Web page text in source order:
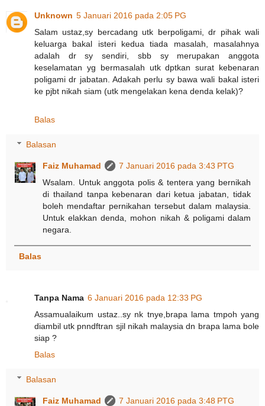
Unknown 5 Januari 2016 pada 2:05 PG
Salam ustaz,sy bercadang utk berpoligami, dr pihak wali
keluarga bakal isteri kedua tiada masalah, masalahnya
adalah dr sy sendiri, sbb sy merupakan anggota
keselamatan yg bermasalah utk dptkan surat kebenaran
poligami dr jabatan. Adakah perlu sy bawa wali bakal isteri
ke pjbt nikah siam (utk mengelakan kena denda kelak)?
Balas
Balasan
Faiz Muhamad
7 Januari 2016 pada 3:43 PTG
Wsalam. Untuk anggota polis & tentera yang bernikah
di thailand tanpa kebenaran dari ketua jabatan, tidak
boleh mendaftar pernikahan tersebut dalam malaysia.
Untuk elakkan denda, mohon nikah & poligami dalam
negara.
Balas
Tanpa Nama 6 Januari 2016 pada 12:33 PG
Assamualaikum ustaz..sy nk tnye,brapa lama tmpoh yang
diambil utk pnndftran sjil nikah malaysia dn brapa lama bole
siap ?
Balas
Balasan
Faiz Muhamad
7 Januari 2016 pada 3:48 PTG